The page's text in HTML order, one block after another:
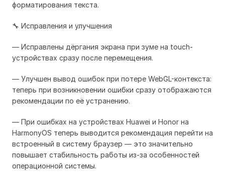
форматирования текста.
🔧 Исправления и улучшения
— Исправлены дёргания экрана при зуме на touch-
устройствах сразу после перемещения.
— Улучшен вывод ошибок при потере WebGL-контекста:
теперь при возникновении ошибки сразу отображаются
рекомендации по её устранению.
— При ошибках на устройствах Huawei и Honor на
HarmonyOS теперь выводится рекомендация перейти на
встроенный в систему браузер — это значительно
повышает стабильность работы из-за особенностей
операционной системы.